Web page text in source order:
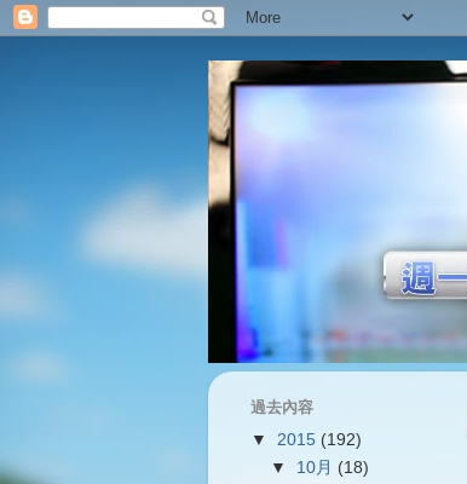
過去內容
▼ 2015 (192)
▼ 10月 (18)